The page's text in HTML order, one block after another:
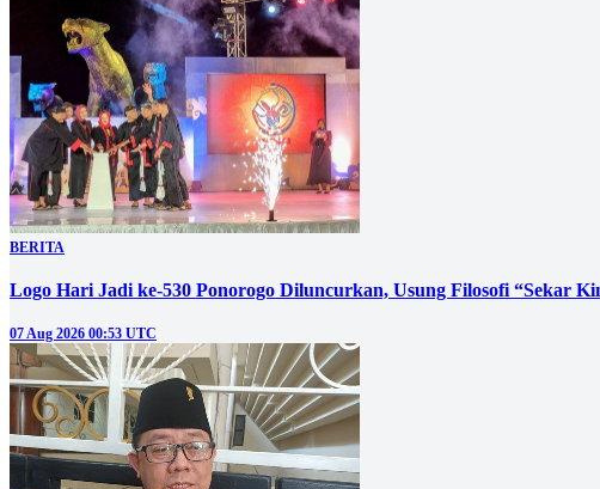
BERITA
Logo Hari Jadi ke-530 Ponorogo Diluncurkan, Usung Filosofi “Sekar
07 Aug 2026 00:53 UTC